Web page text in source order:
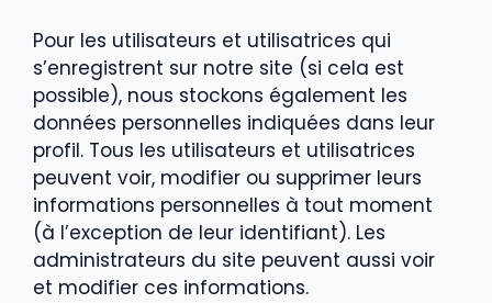
Pour les utilisateurs et utilisatrices qui
s’enregistrent sur notre site (si cela est
possible), nous stockons également les
données personnelles indiquées dans leur
profil. Tous les utilisateurs et utilisatrices
peuvent voir, modifier ou supprimer leurs
informations personnelles à tout moment
(à l’exception de leur identifiant). Les
administrateurs du site peuvent aussi voir
et modifier ces informations.